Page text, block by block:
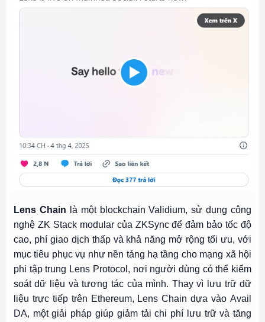
Lens Chain là một blockchain Validium, sử dụng công
nghệ ZK Stack modular của ZKSync để đảm bảo tốc độ
cao, phí giao dịch thấp và khả năng mở rộng tối ưu, với
mục tiêu phục vụ như nền tảng hạ tầng cho mạng xã hội
phi tập trung Lens Protocol, nơi người dùng có thể kiểm
soát dữ liệu và tương tác của mình. Thay vì lưu trữ dữ
liệu trực tiếp trên Ethereum, Lens Chain dựa vào Avail
DA, một giải pháp giúp giảm tải chi phí lưu trữ và tăng